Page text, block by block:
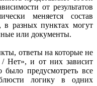
от результатов
меняется состав
в разных пунктах могут
или документы.
ответы на которые не
/ Нет», и от них зависит
предусмотреть все
логику в одних